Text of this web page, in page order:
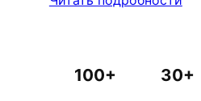
100+ 30+